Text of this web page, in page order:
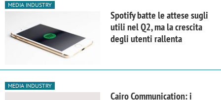
MEDIA INDUSTRY
Spotify batte le attese sugli
utili nel Q2, ma la crescita
degli utenti rallenta
MEDIA INDUSTRY
Cairo Communication: i